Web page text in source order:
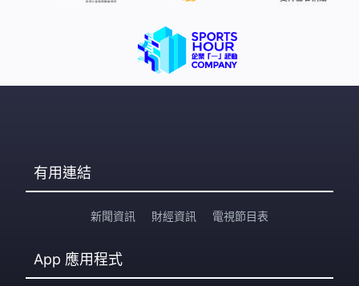
有用連結
新聞資訊 財經資訊 電視節目表
App 應用程式